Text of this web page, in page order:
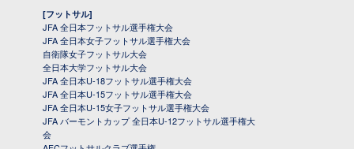
[フットサル]
JFA 全日本フットサル選手権大会
JFA 全日本女子フットサル選手権大会
自衛隊女子フットサル大会
全日本大学フットサル大会
JFA 全日本U-18フットサル選手権大会
JFA 全日本U-15フットサル選手権大会
JFA 全日本U-15女子フットサル選手権大会
JFA バーモントカップ 全日本U-12フットサル選手権大
会